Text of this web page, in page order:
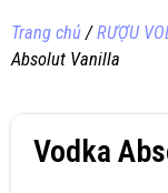
Trang chủ/RƯỢU
Absolut Vanilla
Vodka